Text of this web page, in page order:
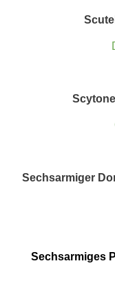
Sechsarmiger
Sechsarmiges